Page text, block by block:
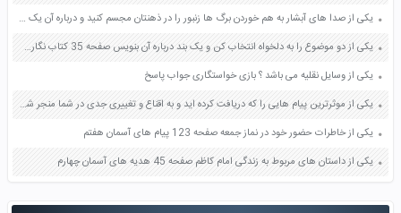
یکی از صدا های آبشار به هم خوردن برگ ها زنبور را در ذهنتان مجسم کنید و درباره آن یک بند بنویسید صفحه 11 نگارش پنجم
یکی از دو موضوع را به دلخواه انتخاب کن و یک بند درباره آن بنویس صفحه 35 کتاب نگارش فارسی سوم
یکی از وسایل نقلیه می باشد ؟ بازی خواستگاری جواب پاسخ
یکی از موثرترین پیام هایی را که دریافت کرده اید و به اقناع و تغییری جدی در شما منجر شده است برسی کنید و علت این تاثیر گذاری قابل توجه را بنویسید صفحه 52 تفکر و سواد رسانه ای دهم
یکی از خاطرات حضور خود در نماز جمعه صفحه 123 پیام های آسمان هفتم
یکی از داستان های مربوط به زندگی امام کاظم صفحه 45 هدیه های آسمان چهارم